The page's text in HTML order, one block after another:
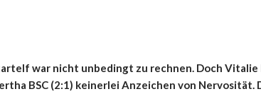
war nicht unbedingt zu rechnen. Doch
BSC (2:1) keinerlei Anzeichen von Nervosität.